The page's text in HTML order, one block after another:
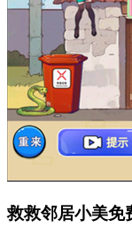
救救邻居小美免